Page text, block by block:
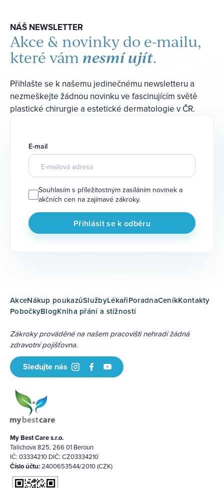
NÁŠ NEWSLETTER
Akce & novinky do e-mailu,
které vám nesmí ujít.
Přihlašte se k našemu jedinečnému newsletteru a
nezmeškejte žádnou novinku ve fascinujícím světě
plastické chirurgie a estetické dermatologie v ČR.
E-mail
Souhlasím s příležitostným zasíláním novinek a
akčních cen na zajímavé zákroky.
AkceNákup poukazůSlužbyLékařiPoradnaCeníkKontakty
PobočkyBlogKniha přání a stížností
Zákroky prováděné na našem pracovišti nehradí žádná
zdravotní pojišťovna.
Sledujte nás
My Best Care s.r.o.
Talichova 825, 266 01 Beroun
IČ: 03334210 DIČ: CZ03334210
Číslo účtu:2400653544/2010 (CZK)